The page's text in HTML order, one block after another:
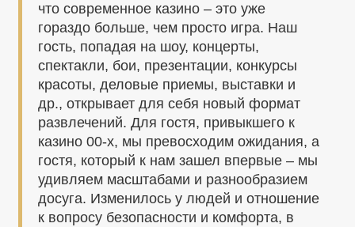
что современное казино – это уже
гораздо больше, чем просто игра. Наш
гость, попадая на шоу, концерты,
спектакли, бои, презентации, конкурсы
красоты, деловые приемы, выставки и
др., открывает для себя новый формат
развлечений. Для гостя, привыкшего к
казино 00-х, мы превосходим ожидания, а
гостя, который к нам зашел впервые – мы
удивляем масштабами и разнообразием
досуга. Изменилось у людей и отношение
к вопросу безопасности и комфорта, в